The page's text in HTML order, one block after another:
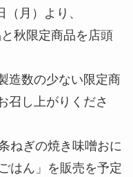
月）より、
秋限定商品を店頭
造数の少ない限定商
召し上がりくださ
ねぎの焼き味噌おに
はん」を販売を予定